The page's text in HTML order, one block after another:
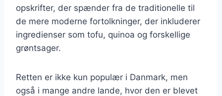
opskrifter, der spænder fra de traditionelle til
de mere moderne fortolkninger, der inkluderer
ingredienser som tofu, quinoa og forskellige
grøntsager.
Retten er ikke kun populær i Danmark, men
også i mange andre lande, hvor den er blevet